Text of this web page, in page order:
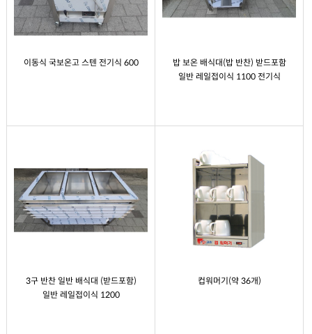
이동식 국보온고 스텐 전기식 600
밥 보온 배식대(밥 반찬) 받드포함
일반 레일접이식 1100 전기식
3구 반찬 일반 배식대 (받드포함)
일반 레일접이식 1200
컵워머기(약 36개)